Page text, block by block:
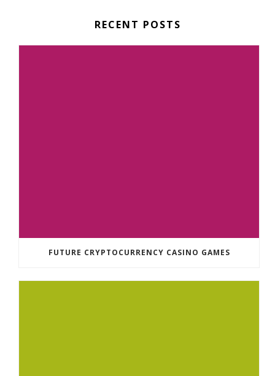
RECENT POSTS
FUTURE CRYPTOCURRENCY CASINO GAMES